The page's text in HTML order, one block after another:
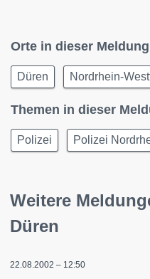
Orte in dieser Meldung
Düren Nordrhein-
Themen in dieser
Polizei Polizei
Weitere
Düren
22.08.2002 – 12:50